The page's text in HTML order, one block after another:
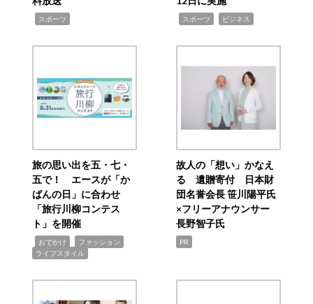
スポーツ スポーツ ビジネス
旅の思い出を五・七・
五で！ エースが「か
ばんの日」に合わせ
「旅行川柳コンテス
ト」を開催
おでかけ ファッション
ライフスタイル
故人の「想い」かなえ
る 遺贈寄付 日本財
団名誉会長 笹川陽平氏
×フリーアナウンサー
長野智子氏
PR